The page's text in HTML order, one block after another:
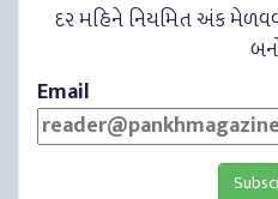
દર મહિને નિયમિત અંક
Email